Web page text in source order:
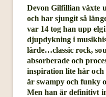
Devon Gilfillian växte
och har sjungit så
var 14 tog han upp
djupdykning i
lärde…classic rock,
absorberade och
inspiration lite här
är swampy och funky
Men han är definitivt